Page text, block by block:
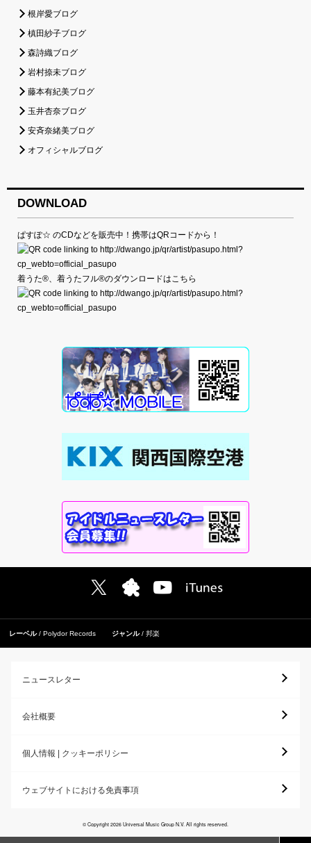
根岸愛ブログ
槙田紗子ブログ
森詩織ブログ
岩村捺未ブログ
藤本有紀美ブログ
玉井杏奈ブログ
安斉奈緒美ブログ
オフィシャルブログ
DOWNLOAD
ぱすぽ☆ のCDなどを販売中！携帯はQRコードから！
着うた®、着うたフル®のダウンロードはこちら
レーベル Polydor Records ジャンル 邦楽
ニュースレター
会社概要
個人情報 | クッキーポリシー
ウェブサイトにおける免責事項
© Copyright 2026 Universal Music Group N.V. All rights reserved.